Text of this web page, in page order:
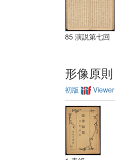
85 演説第七回
形像原則
初版 Viewer